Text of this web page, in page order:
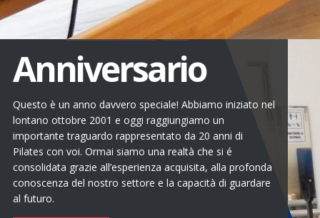
Anniversario
Questo è un anno davvero speciale! Abbiamo iniziato nel
lontano ottobre 2001 e oggi raggiungiamo un
importante traguardo rappresentato da 20 anni di
Pilates con voi. Ormai siamo una realtà che si é
consolidata grazie all’esperienza acquisita, alla profonda
conoscenza del nostro settore e la capacità di guardare
al futuro.